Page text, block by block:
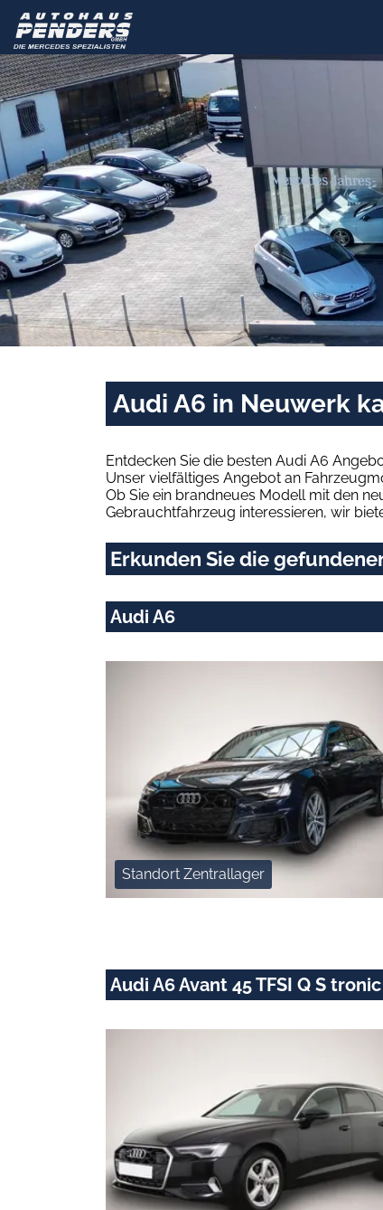
Audi A6 in Neuwerk
Entdecken Sie die besten Audi A6
Unser vielfältiges Angebot an
Ob Sie ein brandneues Modell mit den
Gebrauchtfahrzeug interessieren, wir
Erkunden Sie die
Audi A6
Standort Zentrallager
Audi A6 Avant 45 TFSI Q S